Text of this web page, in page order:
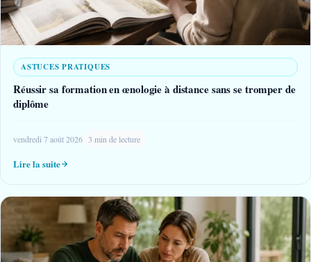
ASTUCES PRATIQUES
Réussir sa formation en œnologie à distance sans se tromper de
diplôme
vendredi 7 août 2026 3 min de lecture
Lire la suite